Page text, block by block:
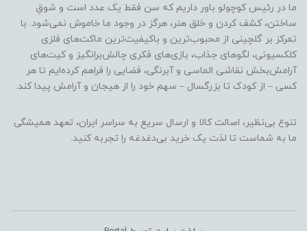
ما در رئیس کوچولو باور داریم که سن فقط یک عدد است و شوقِ
ساختن، کشف کردن و خلق هنر، هرگز در وجود ما خاموش نمی‌شود. با
تمرکز بر گلچینی از محبوب‌ترین و باکیفیت‌ترین ماکت‌های فلزی
کلکسیونی، لگوهای جذاب، بازی‌های فکری چالش‌برانگیز و کیت‌های
آرامش‌بخش نقاشی الماسی و آبرنگی، فضایی را فراهم کرده‌ایم تا هر
کسی – از کودک تا بزرگسال – سهم خود را از هیجان و آرامش پیدا کند.
تنوع بی‌نظیر، اصالت کالا و ارسال سریع به سراسر ایران، تعهد همیشگی
ما به شماست تا لذت یک خرید بی‌دغدغه را تجربه کنید.